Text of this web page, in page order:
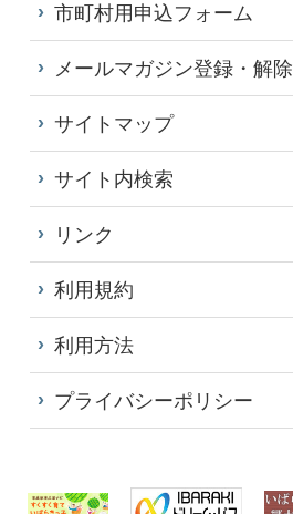
市町村用申込フォーム
メールマガジン登録・解除
サイトマップ
サイト内検索
リンク
利用規約
利用方法
プライバシーポリシー